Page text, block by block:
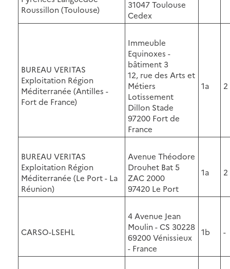
Roussillon (Toulouse)
31047 Toulouse
Cedex
BUREAU VERITAS
Exploitation Région
Méditerranée (Antilles -
Fort de France)
Immeuble
Equinoxes -
bâtiment 3
12, rue des Arts et
Métiers
Lotissement
Dillon Stade
97200 Fort de
France
1a 2
BUREAU VERITAS
Exploitation Région
Méditerranée (Le Port - La
Réunion)
Avenue Théodore
Drouhet Bat 5
ZAC 2000
97420 Le Port
1a 2
CARSO-LSEHL
4 Avenue Jean
Moulin - CS 30228
69200 Vénissieux
- France
1b -